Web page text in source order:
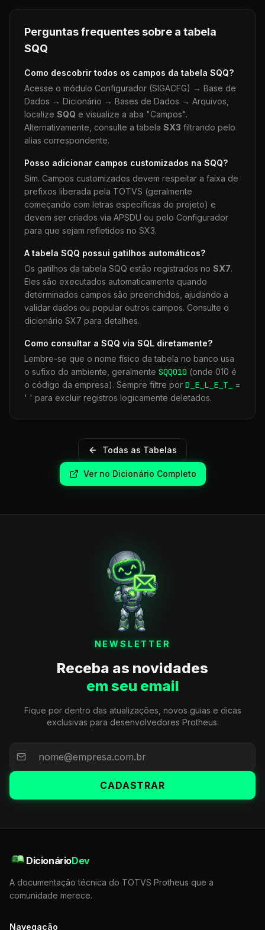
Perguntas frequentes sobre a tabela
SQQ
Como descobrir todos os campos da tabela SQQ?
Acesse o módulo Configurador (SIGACFG) → Base de
Dados → Dicionário → Bases de Dados → Arquivos,
localize SQQ e visualize a aba "Campos".
Alternativamente, consulte a tabela SX3 filtrando pelo
alias correspondente.
Posso adicionar campos customizados na SQQ?
Sim. Campos customizados devem respeitar a faixa de
prefixos liberada pela TOTVS (geralmente
começando com letras específicas do projeto) e
devem ser criados via APSDU ou pelo Configurador
para que sejam refletidos no SX3.
A tabela SQQ possui gatilhos automáticos?
Os gatilhos da tabela SQQ estão registrados no SX7.
Eles são executados automaticamente quando
determinados campos são preenchidos, ajudando a
validar dados ou popular outros campos. Consulte o
dicionário SX7 para detalhes.
Como consultar a SQQ via SQL diretamente?
Lembre-se que o nome físico da tabela no banco usa
o sufixo do ambiente, geralmente SQQ010 (onde 010 é
o código da empresa). Sempre filtre por D_E_L_E_T_
=
' ' para excluir registros logicamente deletados.
Todas as Tabelas
Ver no Dicionário Completo
NEWSLETTER
Receba as novidades
em seu email
Fique por dentro das atualizações, novos guias e dicas
exclusivas para desenvolvedores Protheus.
CADASTRAR
DicionárioDev
A documentação técnica do TOTVS Protheus que a
comunidade merece.
Navegação